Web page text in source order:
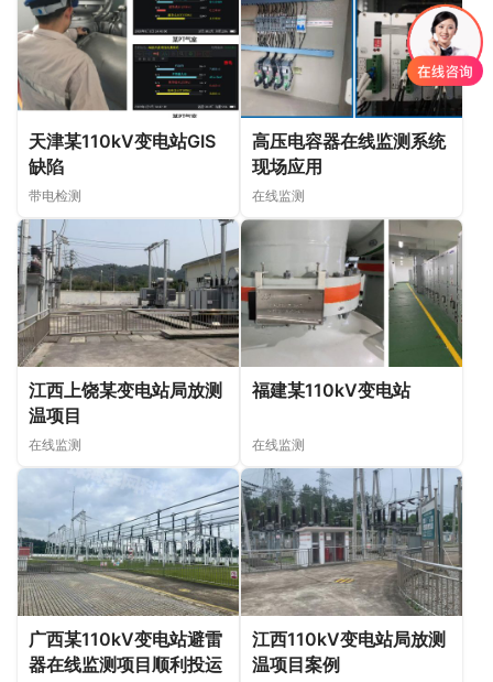
天津某110kV变电站GIS
缺陷
带电检测
高压电容器在线监测系统
现场应用
在线监测
江西上饶某变电站局放测
温项目
在线监测
福建某110kV变电站
在线监测
广西某110kV变电站避雷
器在线监测项目顺利投运
江西110kV变电站局放测
温项目案例